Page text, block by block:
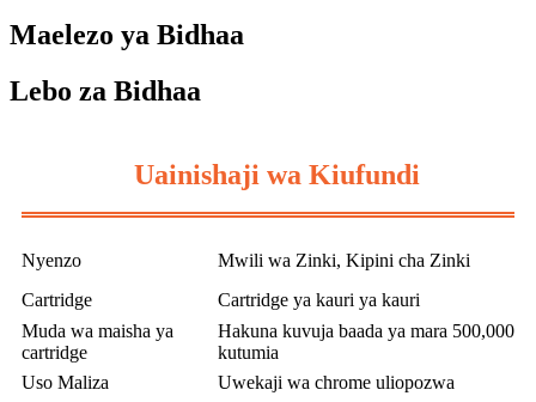
Maelezo ya Bidhaa
Lebo za Bidhaa
Uainishaji wa Kiufundi
Nyenzo
Mwili wa Zinki, Kipini cha Zinki
Cartridge
Cartridge ya kauri ya kauri
Muda wa maisha ya
cartridge
Hakuna kuvuja baada ya mara 500,000
kutumia
Uso Maliza
Uwekaji wa chrome uliopozwa